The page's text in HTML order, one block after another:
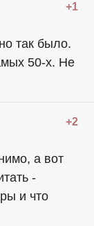
+1
так было.
50-х. Не
+2
а вот
-
и что